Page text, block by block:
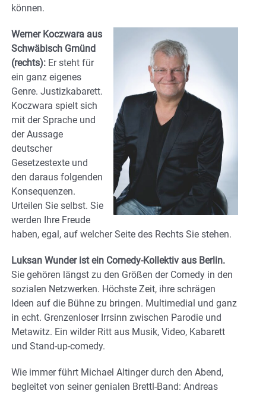
können.
Werner Koczwara aus
Schwäbisch Gmünd
(rechts): Er steht für
ein ganz eigenes
Genre. Justizkabarett.
Koczwara spielt sich
mit der Sprache und
der Aussage
deutscher
Gesetzestexte und
den daraus folgenden
Konsequenzen.
Urteilen Sie selbst. Sie
werden Ihre Freude
haben, egal, auf welcher Seite des Rechts Sie stehen.
Luksan Wunder ist ein Comedy-Kollektiv aus Berlin.
Sie gehören längst zu den Größen der Comedy in den
sozialen Netzwerken. Höchste Zeit, ihre schrägen
Ideen auf die Bühne zu bringen. Multimedial und ganz
in echt. Grenzenloser Irrsinn zwischen Parodie und
Metawitz. Ein wilder Ritt aus Musik, Video, Kabarett
und Stand-up-comedy.
Wie immer führt Michael Altinger durch den Abend,
begleitet von seiner genialen Brettl-Band: Andreas